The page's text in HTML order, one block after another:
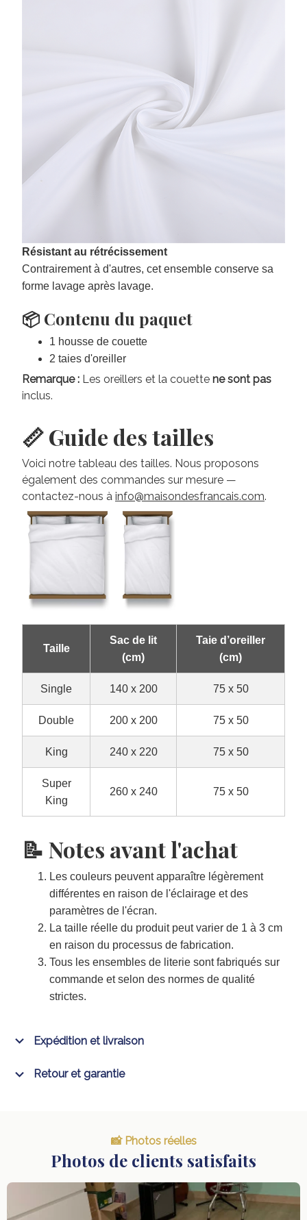
Résistant au rétrécissement
Contrairement à d'autres, cet ensemble conserve sa
forme lavage après lavage.
📦 Contenu du paquet
1 housse de couette
2 taies d'oreiller
Remarque : Les oreillers et la couette ne sont pas
inclus.
📏 Guide des tailles
Voici notre tableau des tailles. Nous proposons
également des commandes sur mesure —
contactez-nous à info@maisondesfrancais.com.
Taille
Sac de lit
(cm)
Taie d’oreiller
(cm)
Single 140 x 200 75 x 50
Double 200 x 200 75 x 50
King 240 x 220 75 x 50
Super
King
260 x 240 75 x 50
📝 Notes avant l'achat
Les couleurs peuvent apparaître légèrement
différentes en raison de l'éclairage et des
paramètres de l'écran.
La taille réelle du produit peut varier de 1 à 3 cm
en raison du processus de fabrication.
Tous les ensembles de literie sont fabriqués sur
commande et selon des normes de qualité
strictes.
Expédition et livraison
Retour et garantie
📸 Photos réelles
Photos de clients satisfaits